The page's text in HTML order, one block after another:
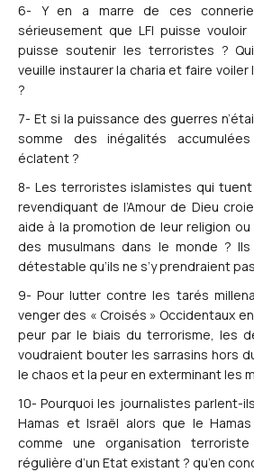
6- Y en a marre de ces
sérieusement que LFI puisse
puisse soutenir les terroristes ?
veuille instaurer la charia et faire voiler
?
7- Et si la puissance des guerres
somme des inégalités accumulées
éclatent ?
8- Les terroristes islamistes qui
revendiquant de l’Amour de Dieu
aide à la promotion de leur religion
des musulmans dans le monde ?
détestable qu’ils ne s’y prendraient
9- Pour lutter contre les tarés
venger des « Croisés » Occidentaux
peur par le biais du terrorisme, les
voudraient bouter les sarrasins hors
le chaos et la peur en exterminant les
10- Pourquoi les journalistes parlent-
Hamas et Israël alors que le
comme une organisation
régulière d’un Etat existant ? qu’en